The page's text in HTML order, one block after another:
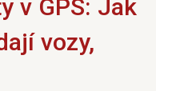
v GPS: Jak
vozy,